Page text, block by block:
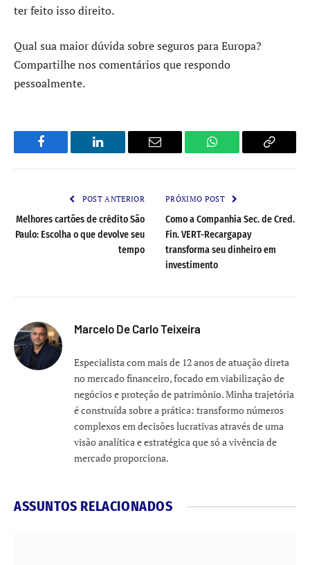
ter feito isso direito.
Qual sua maior dúvida sobre seguros para Europa?
Compartilhe nos comentários que respondo
pessoalmente.
Facebook LinkedIn Email WhatsApp Copy
POST ANTERIOR
Melhores cartões de crédito São
Paulo: Escolha o que devolve seu
tempo
PRÓXIMO POST
Como a Companhia Sec. de Cred.
Fin. VERT-Recargapay
transforma seu dinheiro em
investimento
Marcelo De Carlo Teixeira
Especialista com mais de 12 anos de atuação direta
no mercado financeiro, focado em viabilização de
negócios e proteção de patrimônio. Minha trajetória
é construída sobre a prática: transformo números
complexos em decisões lucrativas através de uma
visão analítica e estratégica que só a vivência de
mercado proporciona.
ASSUNTOS RELACIONADOS